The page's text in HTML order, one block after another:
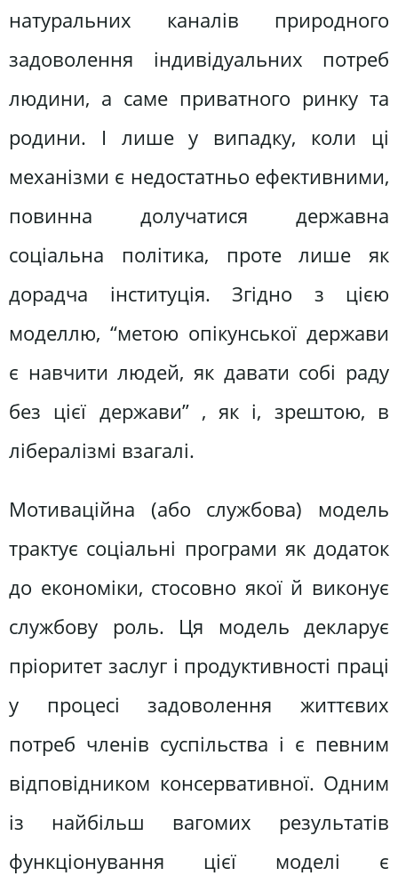
натуральних каналів природного
задоволення індивідуальних потреб
людини, а саме приватного ринку та
родини. І лише у випадку, коли ці
механізми є недостатньо ефективними,
повинна долучатися державна
соціальна політика, проте лише як
дорадча інституція. Згідно з цією
моделлю, “метою опікунської держави
є навчити людей, як давати собі раду
без цієї держави” , як і, зрештою, в
лібералізмі взагалі.
Мотиваційна (або службова) модель
трактує соціальні програми як додаток
до економіки, стосовно якої й виконує
службову роль. Ця модель декларує
пріоритет заслуг і продуктивності праці
у процесі задоволення життєвих
потреб членів суспільства і є певним
відповідником консервативної. Одним
із найбільш вагомих результатів
функціонування цієї моделі є